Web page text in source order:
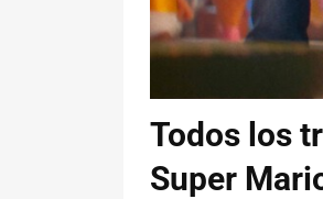
Todos los
Super